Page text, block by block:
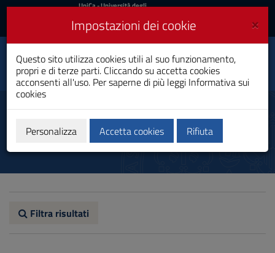
Vai
al
navigazione
sito
Footer
UniCa
Accedi
UniCa- Università degli
Accedi UniCA News
Toggle
navigation
Dipartimento di
Pedagogia, psicologia,
filosofia
Docenti e ricercatori
Filtra risultati
×
Impostazioni dei cookie
Questo sito utilizza cookies utili al suo funzionamento,
propri e di terze parti. Cliccando su accetta cookies
acconsenti all'uso. Per saperne di più leggi Informativa sui
cookies
Personalizza Accetta cookies Rifiuta